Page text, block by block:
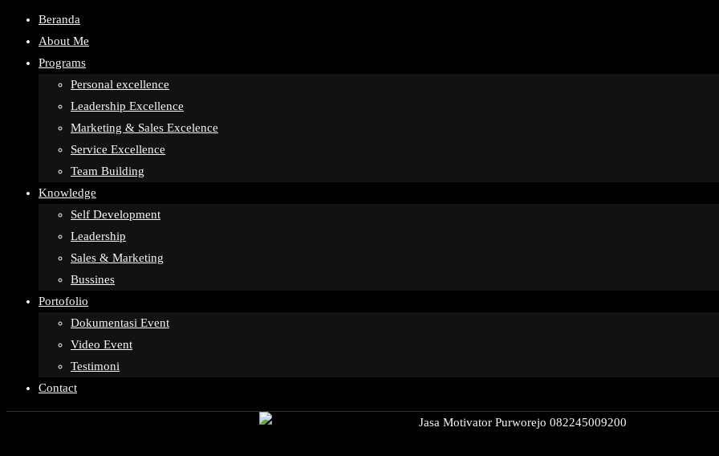
Beranda
About Me
Programs
Personal excellence
Leadership Excellence
Marketing & Sales Excelence
Service Excellence
Team Building
Knowledge
Self Development
Leadership
Sales & Marketing
Bussines
Portofolio
Dokumentasi Event
Video Event
Testimoni
Contact